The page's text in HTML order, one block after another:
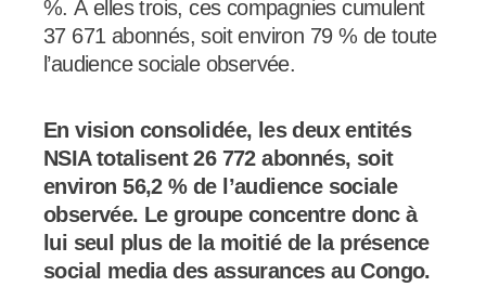
%. À elles trois, ces compagnies cumulent
37 671 abonnés, soit environ 79 % de toute
l’audience sociale observée.
En vision consolidée, les deux entités
NSIA totalisent 26 772 abonnés, soit
environ 56,2 % de l’audience sociale
observée. Le groupe concentre donc à
lui seul plus de la moitié de la présence
social media des assurances au Congo.